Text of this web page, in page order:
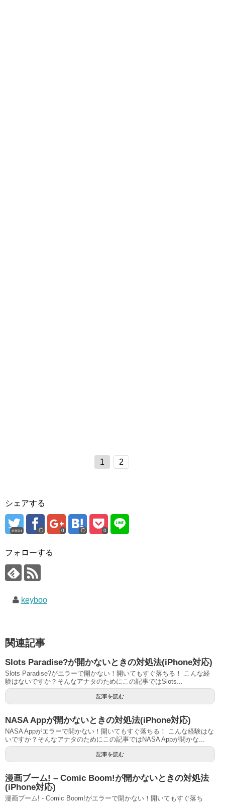
1 2
シェアする
error 0 0
フォローする
keyboo
関連記事
Slots Paradise?が開かないときの対処法(iPhone対応)
Slots Paradise?がエラーで開かない！開いてもすぐ落ちる！ こんな経
験はないですか？そんなアナタのためにこの記事ではSlots...
記事を読む
NASA Appが開かないときの対処法(iPhone対応)
NASA Appがエラーで開かない！開いてもすぐ落ちる！ こんな経験はな
いですか？そんなアナタのためにこの記事ではNASA Appが開かな...
記事を読む
漫画ブーム! – Comic Boom!が開かないときの対処法
(iPhone対応)
漫画ブーム! - Comic Boom!がエラーで開かない！開いてもすぐ落ち